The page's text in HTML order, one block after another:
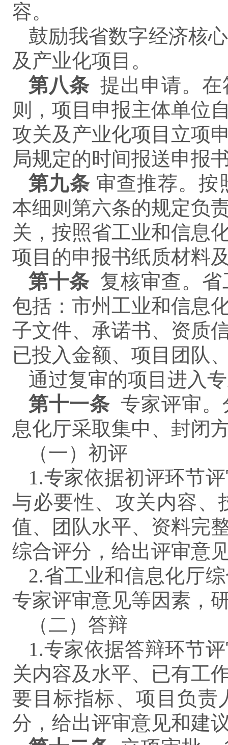
容。
鼓励我省数字经济核
及产业化项目。
第八条 提出申请。
则，项目申报主体单位
攻关及产业化项目立项
局规定的时间报送申报
第九条 审查推荐。按
本细则第六条的规定负
关，按照省工业和信息
项目的申报书纸质材料
第十条 复核审查。
包括：市州工业和信息
子文件、承诺书、资质
已投入金额、项目团队
通过复审的项目进入
第十一条 专家评审
息化厅采取集中、封闭
（一）初评
1.专家依据初评环节
与必要性、攻关内容、
值、团队水平、资料完
综合评分，给出评审意
2.省工业和信息化厅
专家评审意见等因素，
（二）答辩
1.专家依据答辩环节
关内容及水平、已有工
要目标指标、项目负责
分，给出评审意见和建